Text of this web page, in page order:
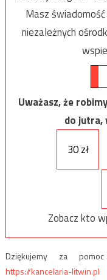
Masz
niezależnych
Uważasz, że
do jutra,
30 zł
Zobacz kto
Dziękujemy za
https://kancelaria-litwin.pl